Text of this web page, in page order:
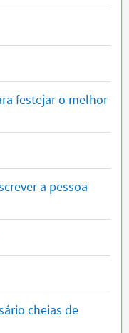
festejar o melhor
a pessoa
cheias de